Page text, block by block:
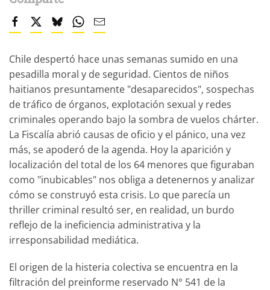
Chile despertó hace unas semanas sumido en una
pesadilla moral y de seguridad. Cientos de niños
haitianos presuntamente "desaparecidos", sospechas
de tráfico de órganos, explotación sexual y redes
criminales operando bajo la sombra de vuelos chárter.
La Fiscalía abrió causas de oficio y el pánico, una vez
más, se apoderó de la agenda. Hoy la aparición y
localización del total de los 64 menores que figuraban
como "inubicables" nos obliga a detenernos y analizar
cómo se construyó esta crisis. Lo que parecía un
thriller criminal resultó ser, en realidad, un burdo
reflejo de la ineficiencia administrativa y la
irresponsabilidad mediática.
El origen de la histeria colectiva se encuentra en la
filtración del preinforme reservado N° 541 de la